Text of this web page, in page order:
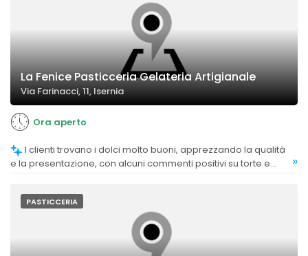
La Fenice Pasticceria Gelateria Artigianale
Via Farinacci, 11, Isernia
Ora aperto
e la presentazione, con alcuni commenti positivi su torte e
»
PASTICCERIA